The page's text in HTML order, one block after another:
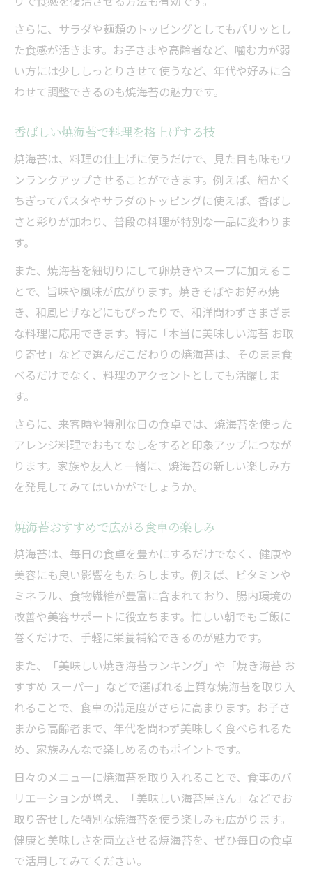
さらに、サラダや麺類のトッピングとしてもパリッとし
た食感が活きます。お子さまや高齢者など、噛む力が弱
い方には少ししっとりさせて使うなど、年代や好みに合
わせて調整できるのも焼海苔の魅力です。
香ばしい焼海苔で料理を格上げする技
焼海苔は、料理の仕上げに使うだけで、見た目も味もワ
ンランクアップさせることができます。例えば、細かく
ちぎってパスタやサラダのトッピングに使えば、香ばし
さと彩りが加わり、普段の料理が特別な一品に変わりま
す。
また、焼海苔を細切りにして卵焼きやスープに加えるこ
とで、旨味や風味が広がります。焼きそばやお好み焼
き、和風ピザなどにもぴったりで、和洋問わずさまざま
な料理に応用できます。特に「本当に美味しい海苔 お取
り寄せ」などで選んだこだわりの焼海苔は、そのまま食
べるだけでなく、料理のアクセントとしても活躍しま
す。
さらに、来客時や特別な日の食卓では、焼海苔を使った
アレンジ料理でおもてなしをすると印象アップにつなが
ります。家族や友人と一緒に、焼海苔の新しい楽しみ方
を発見してみてはいかがでしょうか。
焼海苔おすすめで広がる食卓の楽しみ
焼海苔は、毎日の食卓を豊かにするだけでなく、健康や
美容にも良い影響をもたらします。例えば、ビタミンや
ミネラル、食物繊維が豊富に含まれており、腸内環境の
改善や美容サポートに役立ちます。忙しい朝でもご飯に
巻くだけで、手軽に栄養補給できるのが魅力です。
また、「美味しい焼き海苔ランキング」や「焼き海苔 お
すすめ スーパー」などで選ばれる上質な焼海苔を取り入
れることで、食卓の満足度がさらに高まります。お子さ
まから高齢者まで、年代を問わず美味しく食べられるた
め、家族みんなで楽しめるのもポイントです。
日々のメニューに焼海苔を取り入れることで、食事のバ
リエーションが増え、「美味しい海苔屋さん」などでお
取り寄せした特別な焼海苔を使う楽しみも広がります。
健康と美味しさを両立させる焼海苔を、ぜひ毎日の食卓
で活用してみてください。